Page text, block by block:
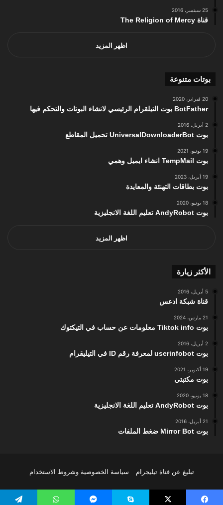
25 سبتمبر، 2016
قناة The Religion of Mercy
اظهر المزيد
بوتات متنوعة
20 فبراير، 2020
BotFather بوت التيلقرام الرئيسي لانشاء البوتات والتحكم فيها
2 أبريل، 2016
بوت UniversalDownloaderBot تحميل المقاطع
19 يونيو، 2021
بوت TempMail انشاء ايميل وهمي
19 أبريل، 2023
بوت بطاقات التهنئة والمعايدة
18 يونيو، 2020
بوت AndyRobot تعليم اللغة الانجليزية
اظهر المزيد
الأكثر زيارة
5 أبريل، 2016
قناة شبكة ادعس
21 مارس، 2024
بوت Tiktok info معلومات عن حساب في التيكتوك
2 أبريل، 2016
بوت userinfobot لمعرفة رقم ID في التيليقرام
19 أكتوبر، 2021
بوت مكتبتي
18 يونيو، 2020
بوت AndyRobot تعليم اللغة الانجليزية
21 أبريل، 2016
بوت Mirror Bot ضغط الملفات
تبليغ عن قناة تيليجرام سياسة الخصوصية وشروط الاستخدام